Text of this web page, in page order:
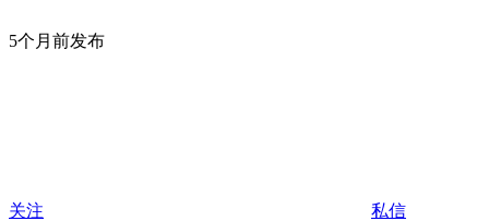
5个月前发布
关注 私信